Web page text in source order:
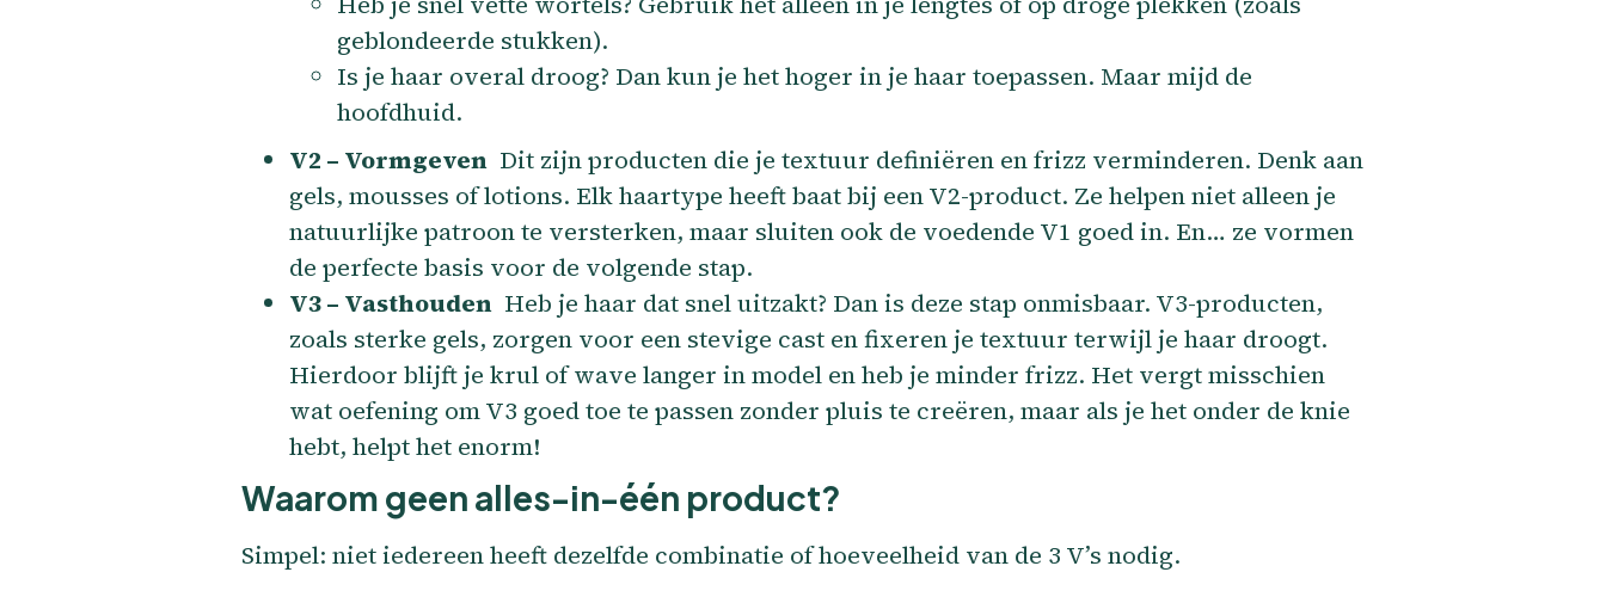
geblondeerde stukken).
Is je haar overal droog? Dan kun je het hoger in je haar toepassen. Maar mijd de
hoofdhuid.
V2 – Vormgeven Dit zijn producten die je textuur definiëren en frizz verminderen. Denk aan
gels, mousses of lotions. Elk haartype heeft baat bij een V2-product. Ze helpen niet alleen je
natuurlijke patroon te versterken, maar sluiten ook de voedende V1 goed in. En… ze vormen
de perfecte basis voor de volgende stap.
V3 – Vasthouden Heb je haar dat snel uitzakt? Dan is deze stap onmisbaar. V3-producten,
zoals sterke gels, zorgen voor een stevige cast en fixeren je textuur terwijl je haar droogt.
Hierdoor blijft je krul of wave langer in model en heb je minder frizz. Het vergt misschien
wat oefening om V3 goed toe te passen zonder pluis te creëren, maar als je het onder de knie
hebt, helpt het enorm!
Waarom geen alles-in-één product?
Simpel: niet iedereen heeft dezelfde combinatie of hoeveelheid van de 3 V’s nodig.